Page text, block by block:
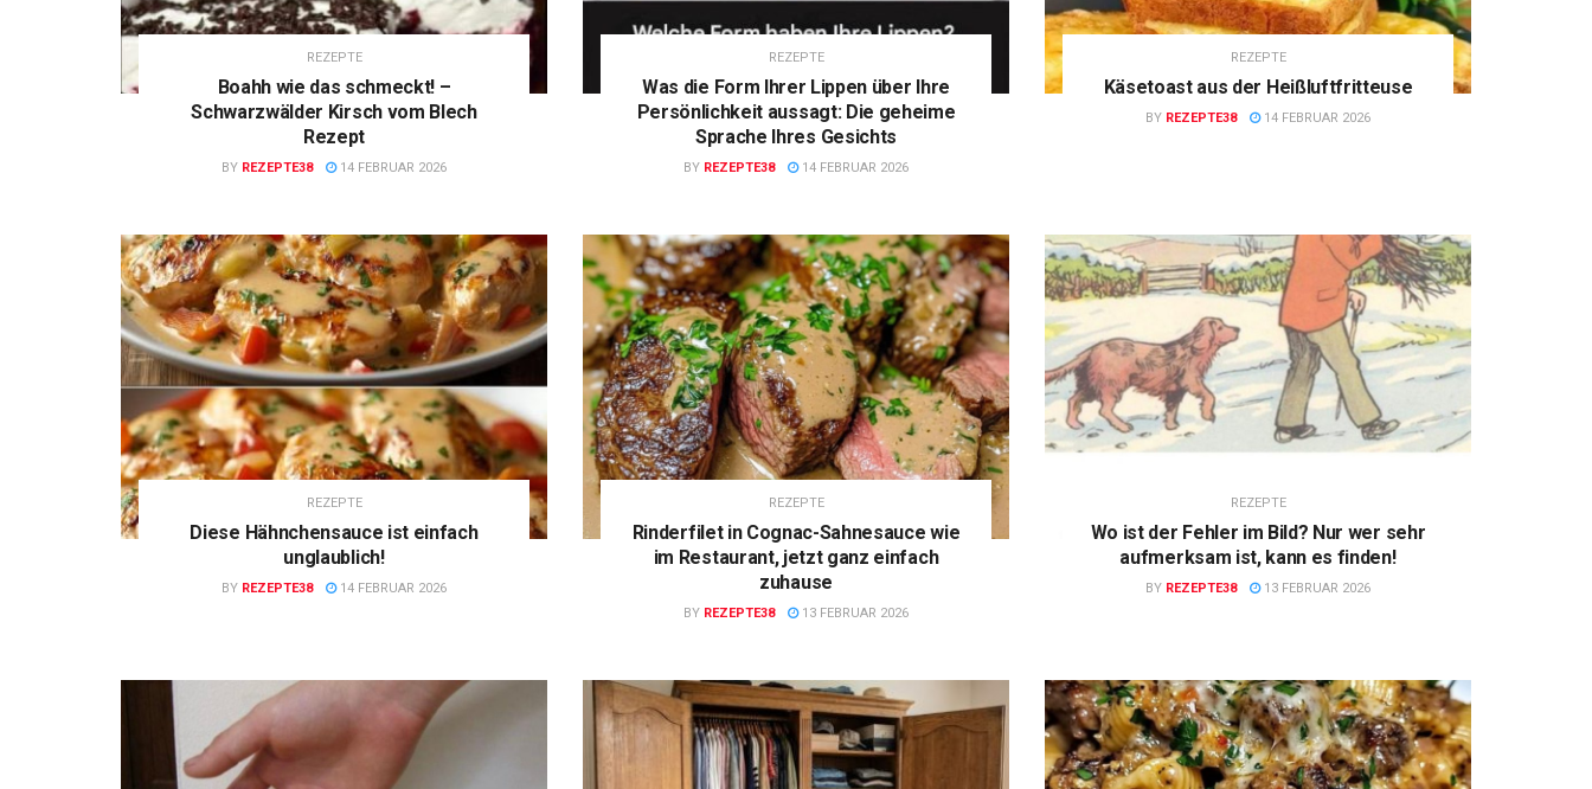
REZEPTE
Boahh wie das schmeckt! –
Schwarzwälder Kirsch vom Blech
Rezept
BY REZEPTE38 14 FEBRUAR 2026
REZEPTE
Was die Form Ihrer Lippen über Ihre
Persönlichkeit aussagt: Die geheime
Sprache Ihres Gesichts
BY REZEPTE38 14 FEBRUAR 2026
REZEPTE
Käsetoast aus der Heißluftfritteuse
BY REZEPTE38 14 FEBRUAR 2026
REZEPTE
Diese Hähnchensauce ist einfach
unglaublich!
BY REZEPTE38 14 FEBRUAR 2026
REZEPTE
Rinderfilet in Cognac-Sahnesauce wie
im Restaurant, jetzt ganz einfach
zuhause
BY REZEPTE38 13 FEBRUAR 2026
REZEPTE
Wo ist der Fehler im Bild? Nur wer sehr
aufmerksam ist, kann es finden!
BY REZEPTE38 13 FEBRUAR 2026